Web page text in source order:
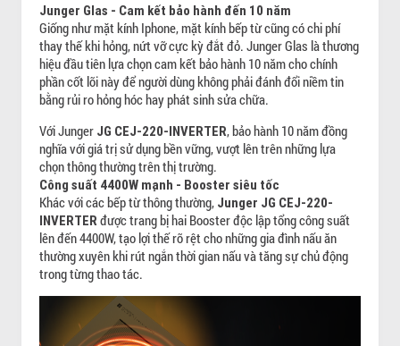
Junger Glas - Cam kết bảo hành đến 10 năm
Giống như mặt kính Iphone, mặt kính bếp từ cũng có chi phí
thay thế khi hỏng, nứt vỡ cực kỳ đắt đỏ. Junger Glas là thương
hiệu đầu tiên lựa chọn cam kết bảo hành 10 năm cho chính
phần cốt lõi này để người dùng không phải đánh đổi niềm tin
bằng rủi ro hỏng hóc hay phát sinh sửa chữa.
Với Junger JG CEJ-220-INVERTER, bảo hành 10 năm đồng
nghĩa với giá trị sử dụng bền vững, vượt lên trên những lựa
chọn thông thường trên thị trường.
Công suất 4400W mạnh - Booster siêu tốc
Khác với các bếp từ thông thường, Junger JG CEJ-220-
INVERTER được trang bị hai Booster độc lập tổng công suất
lên đến 4400W, tạo lợi thế rõ rệt cho những gia đình nấu ăn
thường xuyên khi rút ngắn thời gian nấu và tăng sự chủ động
trong từng thao tác.